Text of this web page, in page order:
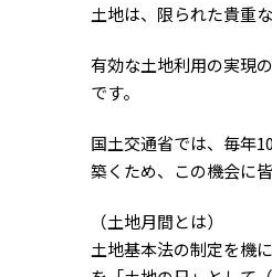
土地は、限られた貴重な
有効な土地利用の実現
です。
国土交通省では、毎年
築くため、この機会に
（土地月間とは）
土地基本法の制定を機